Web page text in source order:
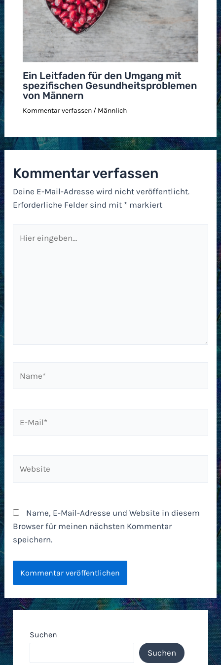
Ein Leitfaden für den Umgang mit
spezifischen Gesundheitsproblemen
von Männern
Kommentar verfassen / Männlich
Kommentar verfassen
Deine E-Mail-Adresse wird nicht veröffentlicht.
Erforderliche Felder sind mit * markiert
eingeben…
Mail*
Name, E-Mail-Adresse und Website in diesem
Browser für meinen nächsten Kommentar
speichern.
Suchen
Suchen